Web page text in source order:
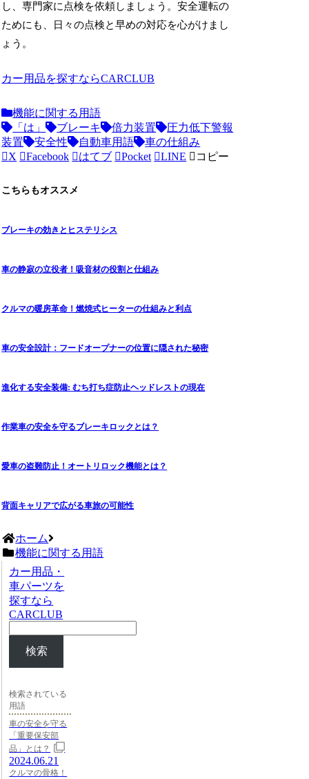
し、専門家に点検を依頼しましょう。安全運転の
ためにも、日々の点検と早めの対応を心がけまし
ょう。
カー用品を探すならCARCLUB
機能に関する用語
「は」
ブレーキ 倍力装置
圧力低下警報
装置
安全性 自動車用語
車の仕組み
X
Facebook はてブ Pocket LINE コピー
こちらもオススメ
ブレーキの効きとヒステリシス
車の静寂の立役者！吸音材の役割と仕組み
クルマの暖房革命！燃焼式ヒーターの仕組みと利点
車の安全設計：フードオープナーの位置に隠された秘密
進化する安全装備: むち打ち症防止ヘッドレストの現在
作業車の安全を守るブレーキロックとは？
愛車の盗難防止！オートリロック機能とは？
背面キャリアで広がる車旅の可能性
ホーム
機能に関する用語
カー用品・
車パーツを
探すなら
CARCLUB
検索
検索されている
用語
車の安全を守る
「重要保安部
品」とは？
2024.06.21
クルマの骨格！